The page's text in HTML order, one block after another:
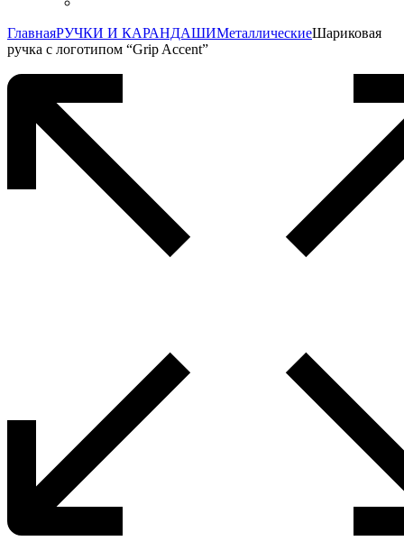
ГлавнаяРУЧКИ И КАРАНДАШИМеталлическиеШариковая
ручка с логотипом “Grip Accent”